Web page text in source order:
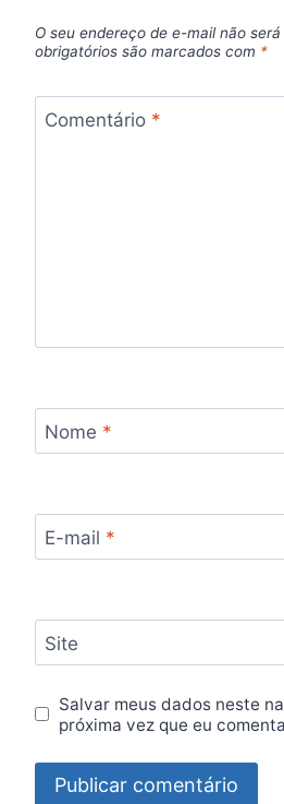
O seu endereço de e-mail não será
obrigatórios são marcados com *
Comentário *
Nome *
E-mail *
Site
Salvar meus dados neste
próxima vez que eu